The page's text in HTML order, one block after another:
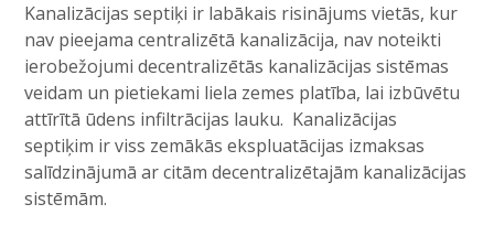
Kanalizācijas septiķi ir labākais risinājums vietās, kur
nav pieejama centralizētā kanalizācija, nav noteikti
ierobežojumi decentralizētās kanalizācijas sistēmas
veidam un pietiekami liela zemes platība, lai izbūvētu
attīrītā ūdens infiltrācijas lauku. Kanalizācijas
septiķim ir viss zemākās ekspluatācijas izmaksas
salīdzinājumā ar citām decentralizētajām kanalizācijas
sistēmām.